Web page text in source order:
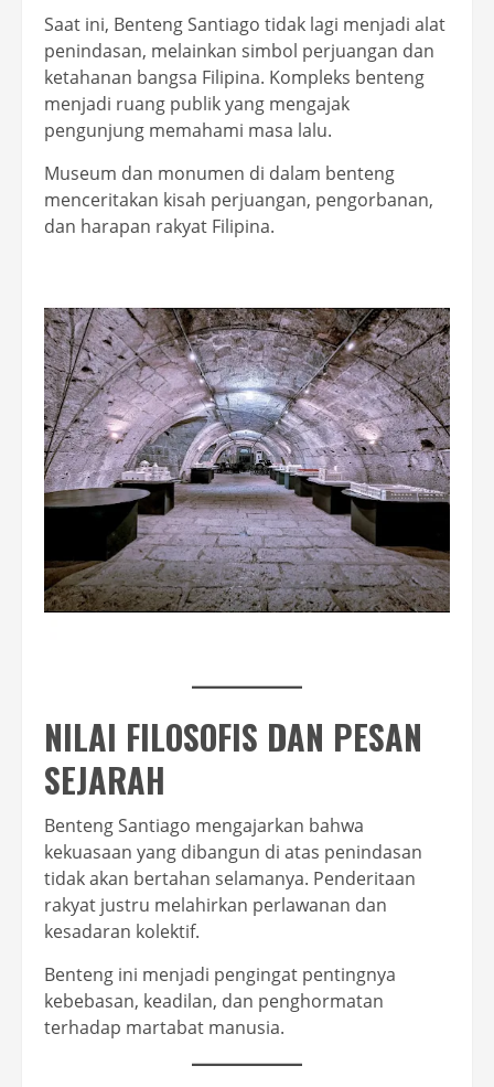
Saat ini, Benteng Santiago tidak lagi menjadi alat
penindasan, melainkan simbol perjuangan dan
ketahanan bangsa Filipina. Kompleks benteng
menjadi ruang publik yang mengajak
pengunjung memahami masa lalu.
Museum dan monumen di dalam benteng
menceritakan kisah perjuangan, pengorbanan,
dan harapan rakyat Filipina.
NILAI FILOSOFIS DAN PESAN
SEJARAH
Benteng Santiago mengajarkan bahwa
kekuasaan yang dibangun di atas penindasan
tidak akan bertahan selamanya. Penderitaan
rakyat justru melahirkan perlawanan dan
kesadaran kolektif.
Benteng ini menjadi pengingat pentingnya
kebebasan, keadilan, dan penghormatan
terhadap martabat manusia.